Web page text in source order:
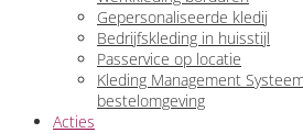
Gepersonaliseerde kledij
Bedrijfskleding in huisstijl
Passervice op locatie
Kleding Management
bestelomgeving
Acties